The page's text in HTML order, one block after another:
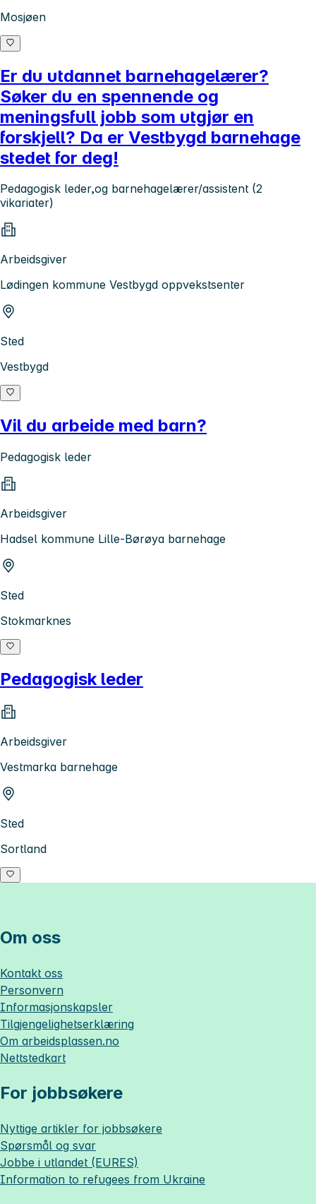
Mosjøen
Er du utdannet barnehagelærer?
Søker du en spennende og
meningsfull jobb som utgjør en
forskjell? Da er Vestbygd barnehage
stedet for deg!
Pedagogisk leder,og barnehagelærer/assistent (2
vikariater)
Arbeidsgiver
Lødingen kommune Vestbygd oppvekstsenter
Sted
Vestbygd
Vil du arbeide med barn?
Pedagogisk leder
Arbeidsgiver
Hadsel kommune Lille-Børøya barnehage
Sted
Stokmarknes
Pedagogisk leder
Arbeidsgiver
Vestmarka barnehage
Sted
Sortland
Om oss
Kontakt oss
Personvern
Informasjonskapsler
Tilgjengelighetserklæring
Om arbeidsplassen.no
Nettstedkart
For jobbsøkere
Nyttige artikler for jobbsøkere
Spørsmål og svar
Jobbe i utlandet (EURES)
Information to refugees from Ukraine